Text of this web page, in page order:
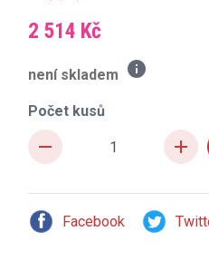
2 514 Kč
není skladem info
Počet kusů
remove add
Facebook